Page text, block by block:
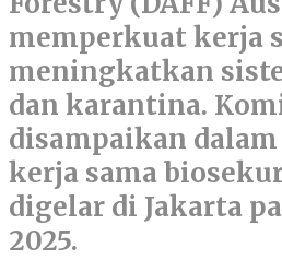
memperkuat kerja
meningkatkan
dan karantina.
disampaikan
kerja sama
digelar di Jakarta
2025.